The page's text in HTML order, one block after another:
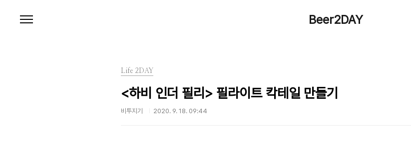
Beer2DAY
Life 2DAY
<하비 인더 필리> 필라이트 칵테일 만들기
비투지기 2020. 9. 18. 09:44